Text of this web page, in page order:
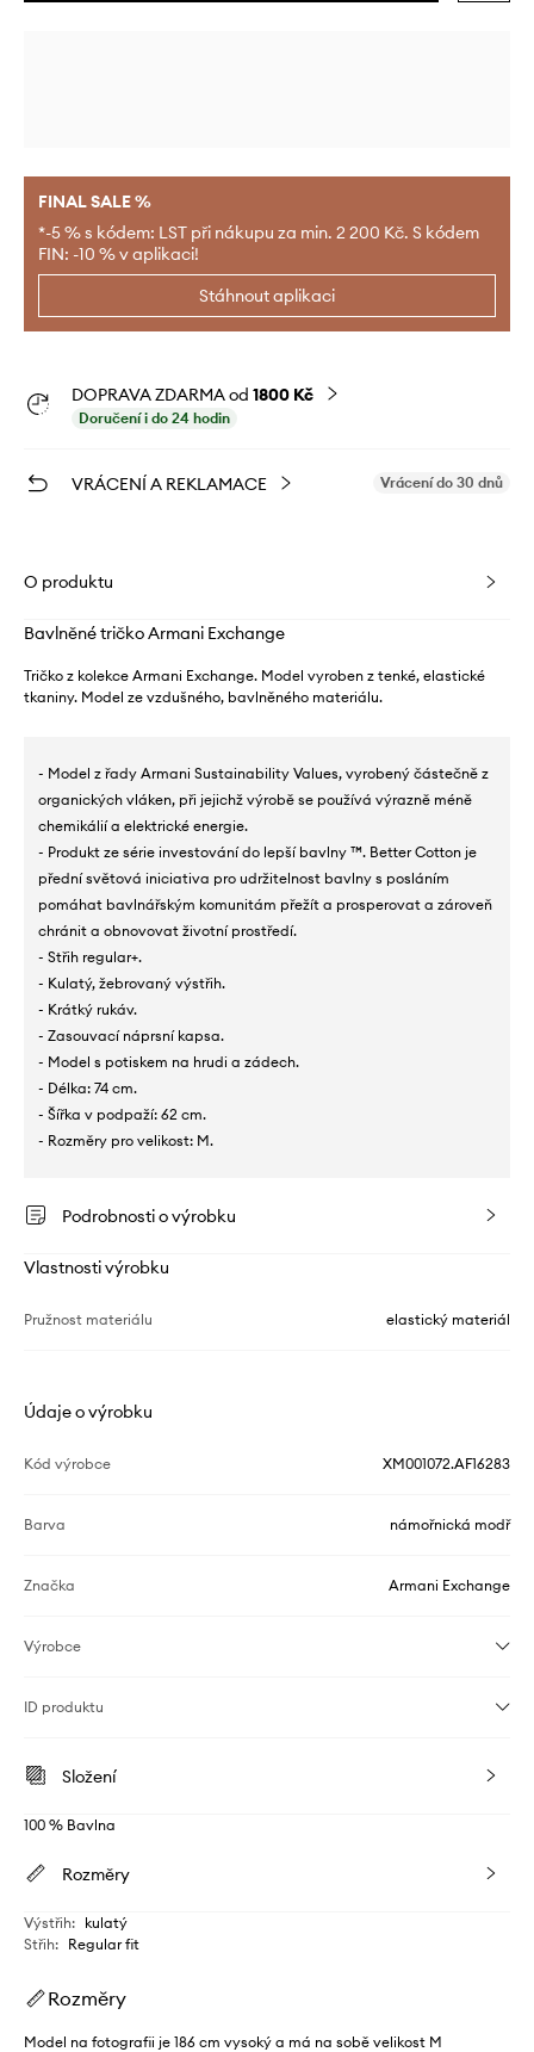
FINAL SALE %
*-5 % s kódem: LST při nákupu za min. 2 200 Kč. S kódem
FIN: -10 % v aplikaci!
Stáhnout aplikaci
DOPRAVA ZDARMA od 1800 Kč
Doručení i do 24 hodin
VRÁCENÍ A REKLAMACE Vrácení do 30 dnů
O produktu
Bavlněné tričko Armani Exchange
Tričko z kolekce Armani Exchange. Model vyroben z tenké, elastické
tkaniny. Model ze vzdušného, ​​bavlněného materiálu.
- Model z řady Armani Sustainability Values, vyrobený částečně z
organických vláken, při jejichž výrobě se používá výrazně méně
chemikálií a elektrické energie.
- Produkt ze série investování do lepší bavlny ™. Better Cotton je
přední světová iniciativa pro udržitelnost bavlny s posláním
pomáhat bavlnářským komunitám přežít a prosperovat a zároveň
chránit a obnovovat životní prostředí.
- Střih regular+.
- Kulatý, žebrovaný výstřih.
- Krátký rukáv.
- Zasouvací náprsní kapsa.
- Model s potiskem na hrudi a zádech.
- Délka: 74 cm.
- Šířka v podpaží: 62 cm.
- Rozměry pro velikost: M.
Podrobnosti o výrobku
Vlastnosti výrobku
Pružnost materiálu elastický materiál
Údaje o výrobku
Kód výrobce XM001072.AF16283
Barva námořnická modř
Značka Armani Exchange
Výrobce
ID produktu
Složení
100 % Bavlna
Rozměry
Výstřih: kulatý
Střih: Regular fit
Rozměry
Model na fotografii je 186 cm vysoký a má na sobě velikost M